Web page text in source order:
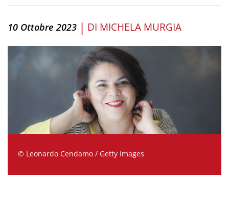
10 Ottobre 2023 | DI MICHELA MURGIA
© Leonardo Cendamo / Getty Images